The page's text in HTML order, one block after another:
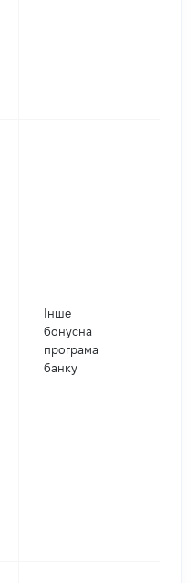
Інше
бонусна
програма
банку